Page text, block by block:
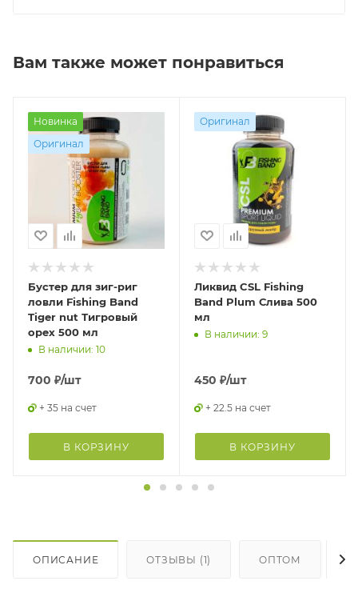
Вам также может понравиться
Новинка
Оригинал
Бустер для зиг-риг
ловли Fishing Band
Tiger nut Тигровый
орех 500 мл
В наличии: 10
700 ₽/шт
+ 35 на счет
В КОРЗИНУ
Оригинал
Ликвид CSL Fishing
Band Plum Слива 500
мл
В наличии: 9
450 ₽/шт
+ 22.5 на счет
В КОРЗИНУ
ОПИСАНИЕ ОТЗЫВЫ (1) ОПТОМ